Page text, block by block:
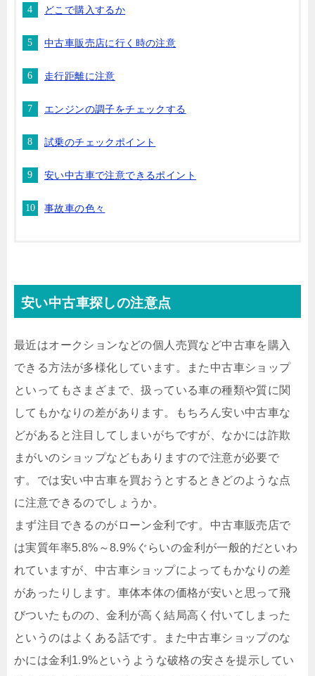
どこで購入するか
中古車販売店に行く時の注意
走行距離に注意
エンジンの調子をチェックする
試乗のチェックポイント
安い中古車で注意できるポイント
事故車の色々
安い中古車探しの注意点
最近はオークションなどの個人売買など中古車を購入
できる方法が多様化しています。また中古車ショップ
といってもさまざまで、扱っている車の種類や質に関
してもかなりの差があります。もちろん安い中古車な
どがあると注目してしまいがちですが、なかには詐欺
まがいのショップなどもありますので注意が必要で
す。では安い中古車を買おうとするときどのような点
に注意できるのでしょうか。
まず注目できるのがローン金利です。中古車販売店で
は実質年率5.8%～8.9%ぐらいの金利が一般的だといわ
れていますが、中古車ショップによってもかなりの差
があったりします。車体本体の価格が安いと思って飛
びついたものの、金利が高く結局高く付いてしまった
というのはよくある話です。また中古車ショップのな
かには金利1.9%というような破格の安さを提示してい